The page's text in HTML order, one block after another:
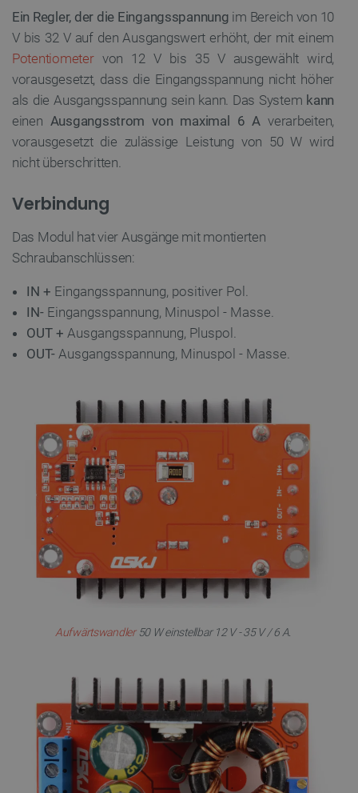
Ein Regler, der die Eingangsspannung im Bereich von 10
V bis 32 V auf den Ausgangswert erhöht, der mit einem
Potentiometervon 12 V bis 35 V ausgewählt wird,
vorausgesetzt, dass die Eingangsspannung nicht höher
als die Ausgangsspannung sein kann. Das System kann
einen Ausgangsstrom von maximal 6 A verarbeiten,
vorausgesetzt die zulässige Leistung von 50 W wird
nicht überschritten.
Verbindung
Das Modul hat vier Ausgänge mit montierten
Schraubanschlüssen:
IN + Eingangsspannung, positiver Pol.
IN- Eingangsspannung, Minuspol - Masse.
OUT + Ausgangsspannung, Pluspol.
OUT- Ausgangsspannung, Minuspol - Masse.
Aufwärtswandler50 W einstellbar 12 V - 35 V / 6 A.